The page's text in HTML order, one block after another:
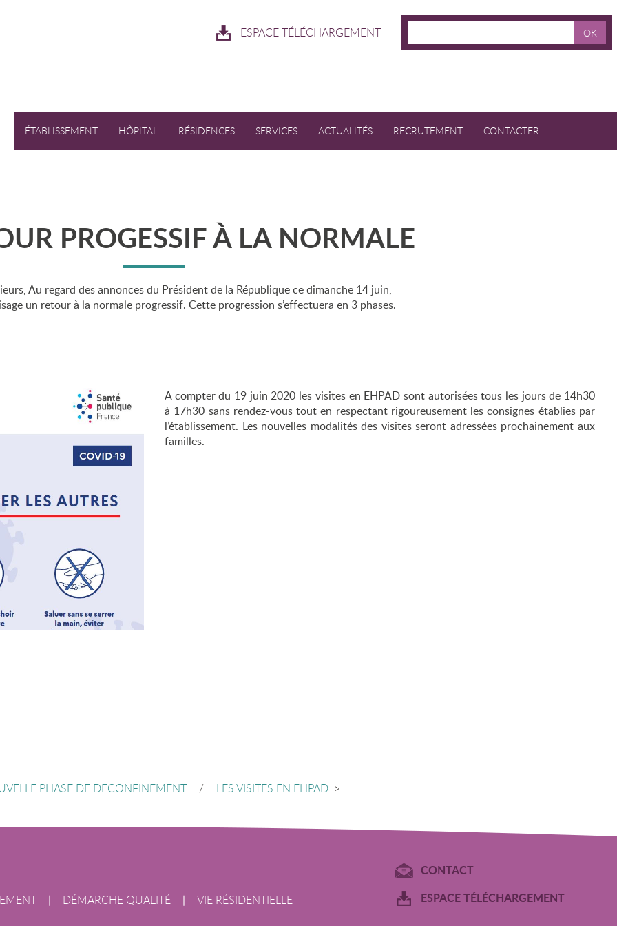
ÉTABLISSEMENT
des usagers
qualité
HÔPITAL RÉSIDENCES
Vie quotidienne à l’EHPAD
SERVICES ACTUALITÉS RECRUTEMENT CONTACTER
ESPACE TÉLÉCHARGEMENT OK
PROGESSIF À LA NORMALE
Au regard des annonces du Président de la République ce dimanche 14 juin,
un retour à la normale progressif. Cette progression s’effectuera en 3 phases.
A compter du 19 juin 2020 les visites en EHPAD sont autorisées tous les jours de 14h30
à 17h30 sans rendez-vous tout en respectant rigoureusement les consignes établies par
l’établissement. Les nouvelles modalités des visites seront adressées prochainement aux
familles.
PHASE DE DECONFINEMENT / LES VISITES EN EHPAD >
| DÉMARCHE QUALITÉ | VIE RÉSIDENTIELLE
CONTACT
ESPACE TÉLÉCHARGEMENT